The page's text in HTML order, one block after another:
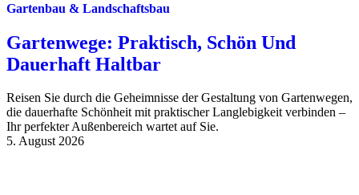
Gartenbau & Landschaftsbau
Gartenwege: Praktisch, Schön Und
Dauerhaft Haltbar
Reisen Sie durch die Geheimnisse der Gestaltung von Gartenwegen,
die dauerhafte Schönheit mit praktischer Langlebigkeit verbinden –
Ihr perfekter Außenbereich wartet auf Sie.
5. August 2026